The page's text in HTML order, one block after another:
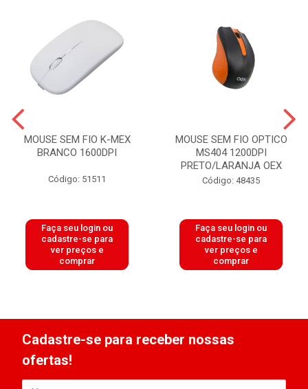
MOUSE SEM FIO K-MEX
BRANCO 1600DPI
Código: 51511
Faça seu login ou
cadastre-se para
ver preços e
comprar
MOUSE SEM FIO OPTICO
MS404 1200DPI
PRETO/LARANJA OEX
Código: 48435
Faça seu login ou
cadastre-se para
ver preços e
comprar
Cadastre-se para receber nossas
ofertas!